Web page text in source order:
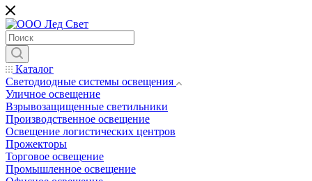
Каталог
Светодиодные системы освещения
Уличное освещение
Взрывозащищенные светильники
Производственное освещение
Освещение логистических центров
Прожекторы
Торговое освещение
Промышленное освещение